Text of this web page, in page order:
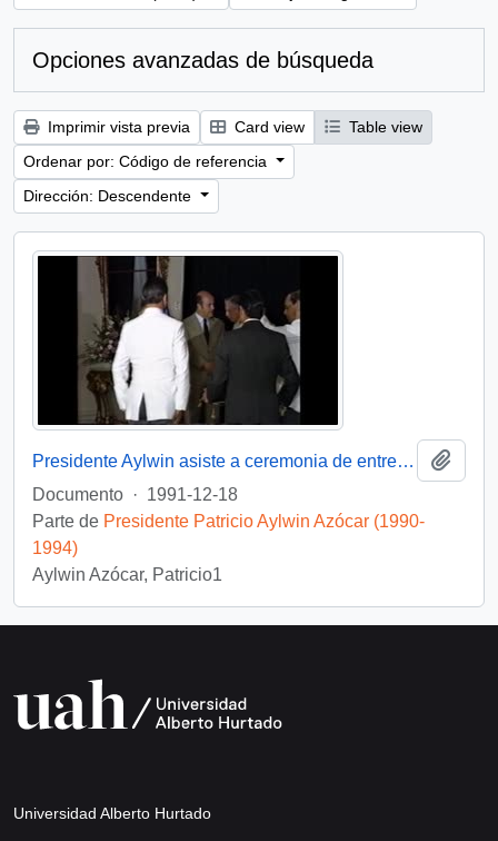
Opciones avanzadas de búsqueda
Imprimir vista previa Card view
Table view
Ordenar por: Código de referencia
Dirección: Descendente
Presidente Aylwin asiste a ceremonia de entrega de Condecoración a Generales del Ejercito : video
Documento · 1991-12-18
Parte de Presidente Patricio Aylwin Azócar (1990-
1994)
Aylwin Azócar, Patricio1
Universidad Alberto Hurtado